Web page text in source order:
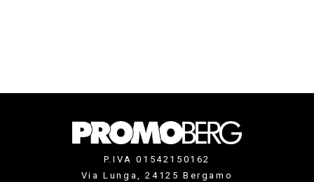
P.IVA 01542150162
Via Lunga, 24125 Bergamo